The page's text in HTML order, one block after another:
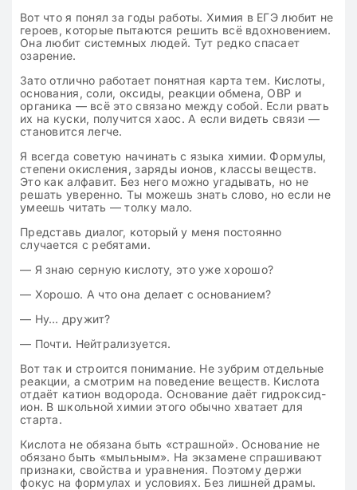
Вот что я понял за годы работы. Химия в ЕГЭ любит не
героев, которые пытаются решить всё вдохновением.
Она любит системных людей. Тут редко спасает
озарение.
Зато отлично работает понятная карта тем. Кислоты,
основания, соли, оксиды, реакции обмена, ОВР и
органика — всё это связано между собой. Если рвать
их на куски, получится хаос. А если видеть связи —
становится легче.
Я всегда советую начинать с языка химии. Формулы,
степени окисления, заряды ионов, классы веществ.
Это как алфавит. Без него можно угадывать, но не
решать уверенно. Ты можешь знать слово, но если не
умеешь читать — толку мало.
Представь диалог, который у меня постоянно
случается с ребятами.
— Я знаю серную кислоту, это уже хорошо?
— Хорошо. А что она делает с основанием?
— Ну… дружит?
— Почти. Нейтрализуется.
Вот так и строится понимание. Не зубрим отдельные
реакции, а смотрим на поведение веществ. Кислота
отдаёт катион водорода. Основание даёт гидроксид-
ион. В школьной химии этого обычно хватает для
старта.
Кислота не обязана быть «страшной». Основание не
обязано быть «мыльным». На экзамене спрашивают
признаки, свойства и уравнения. Поэтому держи
фокус на формулах и условиях. Без лишней драмы.